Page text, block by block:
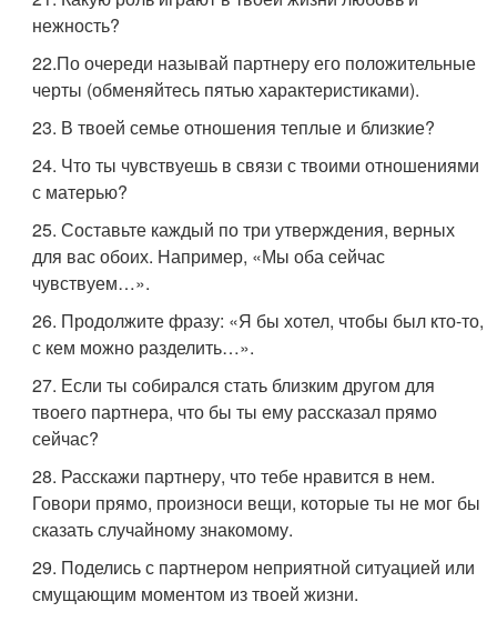
нежность?
22.По очереди называй партнеру его положительные
черты (обменяйтесь пятью характеристиками).
23. В твоей семье отношения теплые и близкие?
24. Что ты чувствуешь в связи с твоими отношениями
с матерью?
25. Составьте каждый по три утверждения, верных
для вас обоих. Например, «Мы оба сейчас
чувствуем…».
26. Продолжите фразу: «Я бы хотел, чтобы был кто-то,
с кем можно разделить…».
27. Если ты собирался стать близким другом для
твоего партнера, что бы ты ему рассказал прямо
сейчас?
28. Расскажи партнеру, что тебе нравится в нем.
Говори прямо, произноси вещи, которые ты не мог бы
сказать случайному знакомому.
29. Поделись с партнером неприятной ситуацией или
смущающим моментом из твоей жизни.